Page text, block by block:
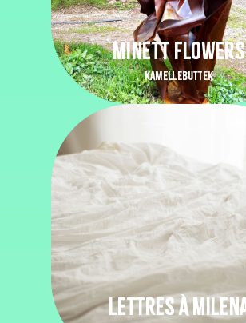
INFOS PRATIQUES
MINETT FLOWERS
KAMELLEBUTTEK
LETTRES À